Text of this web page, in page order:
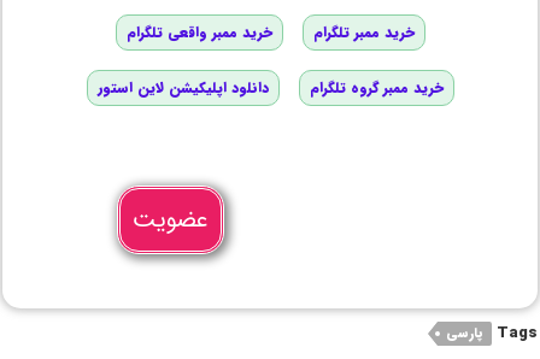
خرید ممبر تلگرام خرید ممبر واقعی تلگرام
خرید ممبر گروه تلگرام دانلود اپلیکیشن لاین استور
عضویت
Tags پارسی